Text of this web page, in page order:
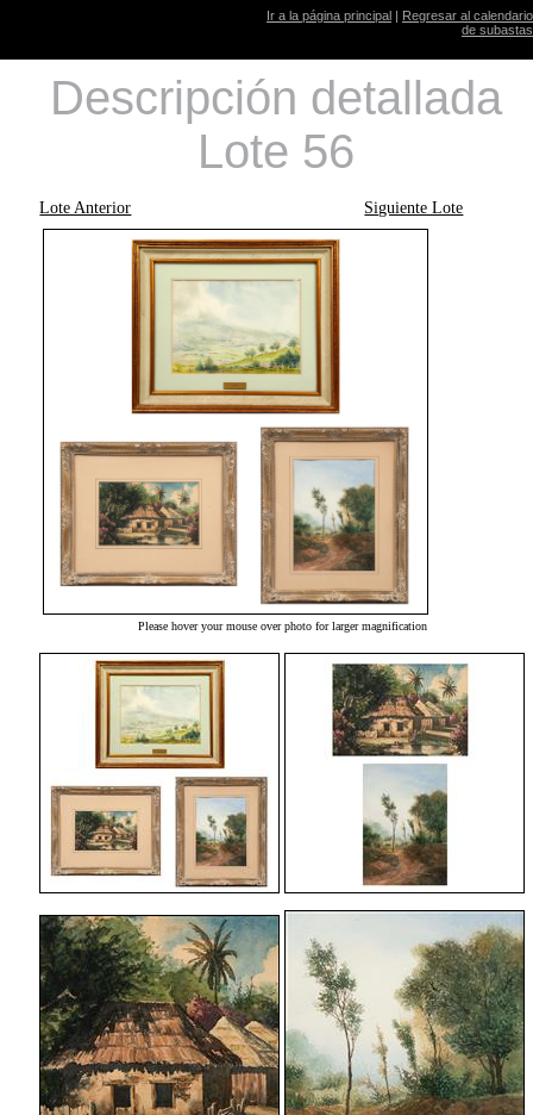
Ir a la página principal | Regresar al calendario
de subastas
Descripción detallada
Lote 56
Lote Anterior Siguiente Lote
Please hover your mouse over photo for larger magnification